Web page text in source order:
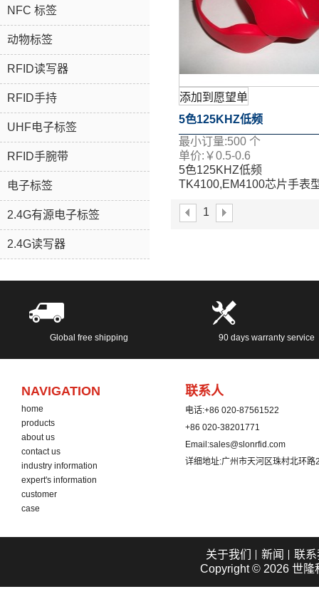
NFC 标签
动物标签
RFID读写器
RFID手持
UHF电子标签
RFID手腕带
电子标签
2.4G有源电子标签
2.4G读写器
添加到愿望单
5色125KHZ低频
TK4100,EM4100芯片手表
带ID手表卡硅胶腕带标签
最小订量:500 个
单价: ￥0.5-0.6
5色125KHZ低频
TK4100,EM4100芯片手表
1
Global free shipping 90 days warranty service
NAVIGATION
home
products
about us
contact us
industry information
expert's information
customer
case
联系人
电话:+86 020-87561522
+86 020-38201771
Email:sales@slonrfid.com
详细地址:广州市天河区珠村北环
关于我们 新闻
联
Copyright © 2026 世隆